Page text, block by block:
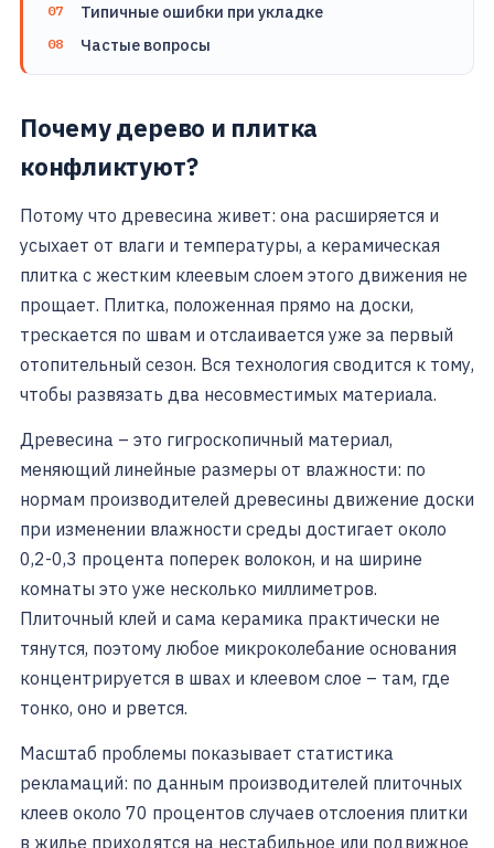
Типичные ошибки при укладке
Частые вопросы
Почему дерево и плитка
конфликтуют?
Потому что древесина живет: она расширяется и
усыхает от влаги и температуры, а керамическая
плитка с жестким клеевым слоем этого движения не
прощает. Плитка, положенная прямо на доски,
трескается по швам и отслаивается уже за первый
отопительный сезон. Вся технология сводится к тому,
чтобы развязать два несовместимых материала.
Древесина – это гигроскопичный материал,
меняющий линейные размеры от влажности: по
нормам производителей древесины движение доски
при изменении влажности среды достигает около
0,2-0,3 процента поперек волокон, и на ширине
комнаты это уже несколько миллиметров.
Плиточный клей и сама керамика практически не
тянутся, поэтому любое микроколебание основания
концентрируется в швах и клеевом слое – там, где
тонко, оно и рвется.
Масштаб проблемы показывает статистика
рекламаций: по данным производителей плиточных
клеев около 70 процентов случаев отслоения плитки
в жилье приходятся на нестабильное или подвижное